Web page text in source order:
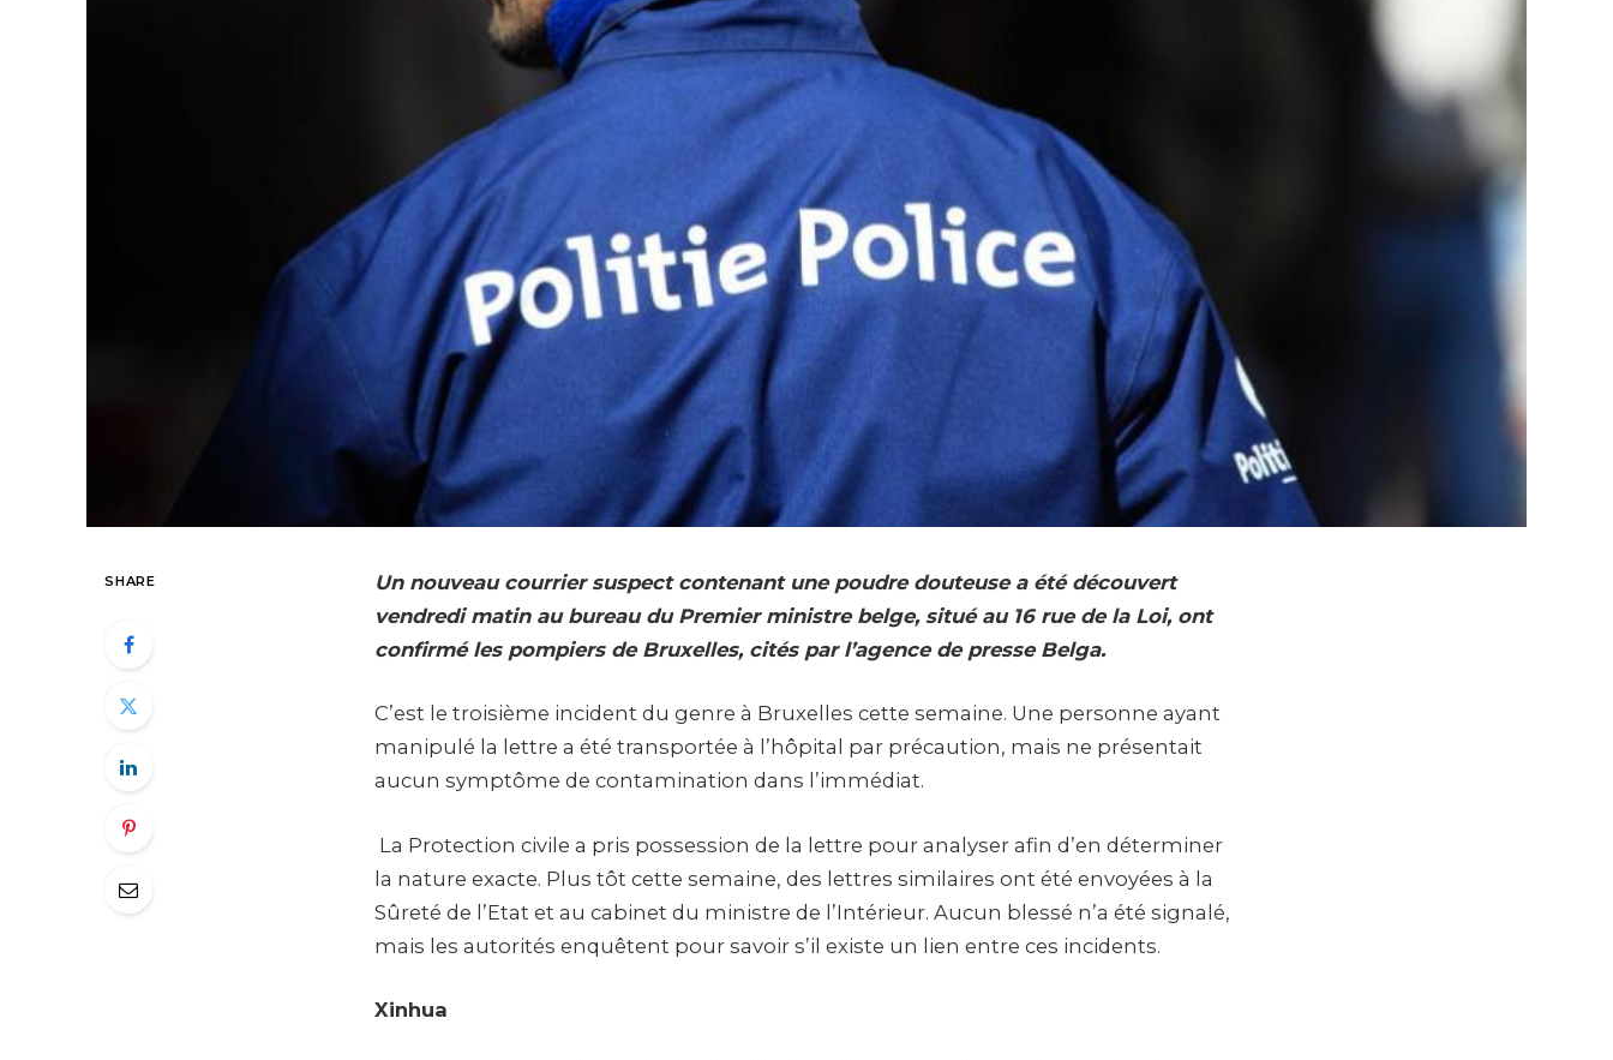
SHARE
Un nouveau courrier suspect contenant une poudre douteuse a été découvert
vendredi matin au bureau du Premier ministre belge, situé au 16 rue de la Loi, ont
confirmé les pompiers de Bruxelles, cités par l’agence de presse Belga.
C’est le troisième incident du genre à Bruxelles cette semaine. Une personne ayant
manipulé la lettre a été transportée à l’hôpital par précaution, mais ne présentait
aucun symptôme de contamination dans l’immédiat.
La Protection civile a pris possession de la lettre pour analyser afin d’en déterminer
la nature exacte. Plus tôt cette semaine, des lettres similaires ont été envoyées à la
Sûreté de l’Etat et au cabinet du ministre de l’Intérieur. Aucun blessé n’a été signalé,
mais les autorités enquêtent pour savoir s’il existe un lien entre ces incidents.
Xinhua